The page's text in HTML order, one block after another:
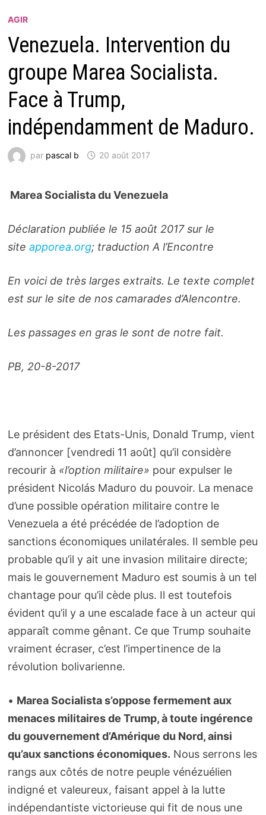
AGIR
Venezuela. Intervention du
groupe Marea Socialista.
Face à Trump,
indépendamment de Maduro.
par pascal b 20 août 2017
Marea Socialista du Venezuela
Déclaration publiée le 15 août 2017 sur le
site apporea.org; traduction A l’Encontre
En voici de très larges extraits. Le texte complet
est sur le site de nos camarades d’Alencontre.
Les passages en gras le sont de notre fait.
PB, 20-8-2017
Le président des Etats-Unis, Donald Trump, vient
d’annoncer [vendredi 11 août] qu’il considère
recourir à «l’option militaire» pour expulser le
président Nicolás Maduro du pouvoir. La menace
d’une possible opération militaire contre le
Venezuela a été précédée de l’adoption de
sanctions économiques unilatérales. Il semble peu
probable qu’il y ait une invasion militaire directe;
mais le gouvernement Maduro est soumis à un tel
chantage pour qu’il cède plus. Il est toutefois
évident qu’il y a une escalade face à un acteur qui
apparaît comme gênant. Ce que Trump souhaite
vraiment écraser, c’est l’impertinence de la
révolution bolivarienne.
• Marea Socialista s’oppose fermement aux
menaces militaires de Trump, à toute ingérence
du gouvernement d’Amérique du Nord, ainsi
qu’aux sanctions économiques. Nous serrons les
rangs aux côtés de notre peuple vénézuélien
indigné et valeureux, faisant appel à la lutte
indépendantiste victorieuse qui fit de nous une